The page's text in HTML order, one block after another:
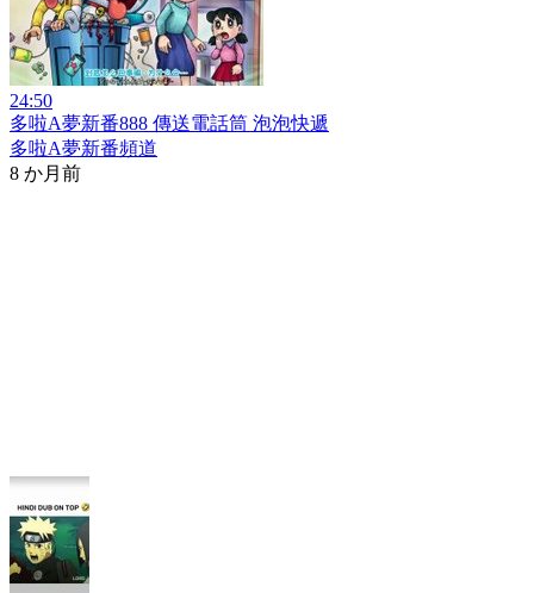
24:50
多啦A夢新番888 傳送電話筒 泡泡快遞
多啦A夢新番頻道
8 か月前